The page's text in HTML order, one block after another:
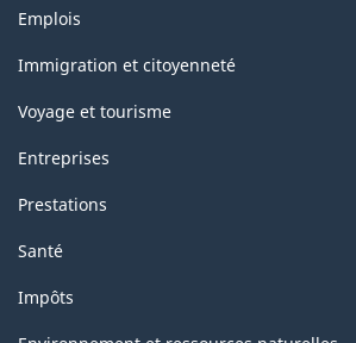
classification
Thèmes
sujets
Emplois
Immigration et citoyenneté
Voyage et tourisme
Entreprises
Prestations
Santé
Impôts